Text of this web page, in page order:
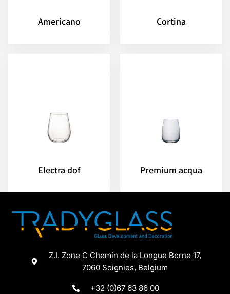
Americano Cortina
Electra dof Premium acqua
Z.I. Zone C Chemin de la Longue Borne 17,
7060 Soignies, Belgium
+32 (0)67 63 86 00